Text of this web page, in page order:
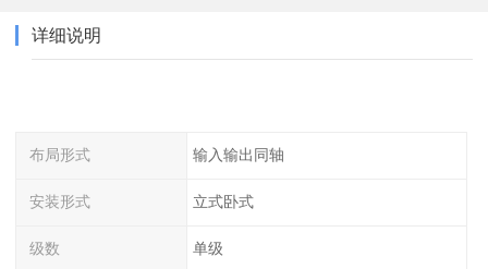
详细说明
布局形式 输入输出同轴
安装形式 立式卧式
级数 单级